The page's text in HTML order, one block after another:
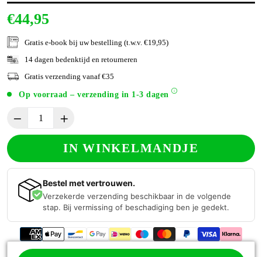
€44,95
Gratis e-book bij uw bestelling (t.w.v. €19,95)
14 dagen bedenktijd en retourneren
Gratis verzending vanaf €35
Op voorraad – verzending in 1-3 dagen
IN WINKELMANDJE
Bestel met vertrouwen.
Verzekerde verzending beschikbaar in de volgende
stap. Bij vermissing of beschadiging ben je gedekt.